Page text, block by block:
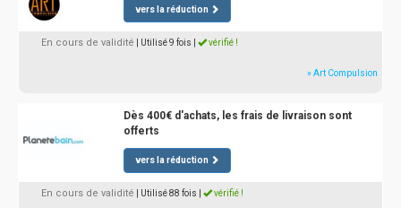
vers la réduction
En cours de validité | Utilisé 9 fois vérifié !
» Art Compulsion
Dès 400€ d'achats, les frais de livraison sont
offerts
vers la réduction
En cours de validité | Utilisé 88 fois vérifié !